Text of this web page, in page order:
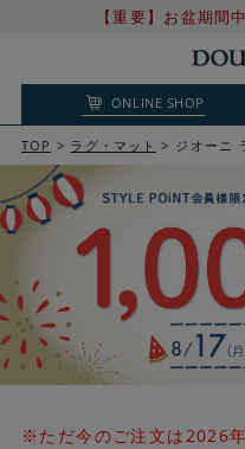
【重要】お盆期間
ONLINE SHOP
TOP ラグ・マット ジオーニ
※ただ今のご注文は2026